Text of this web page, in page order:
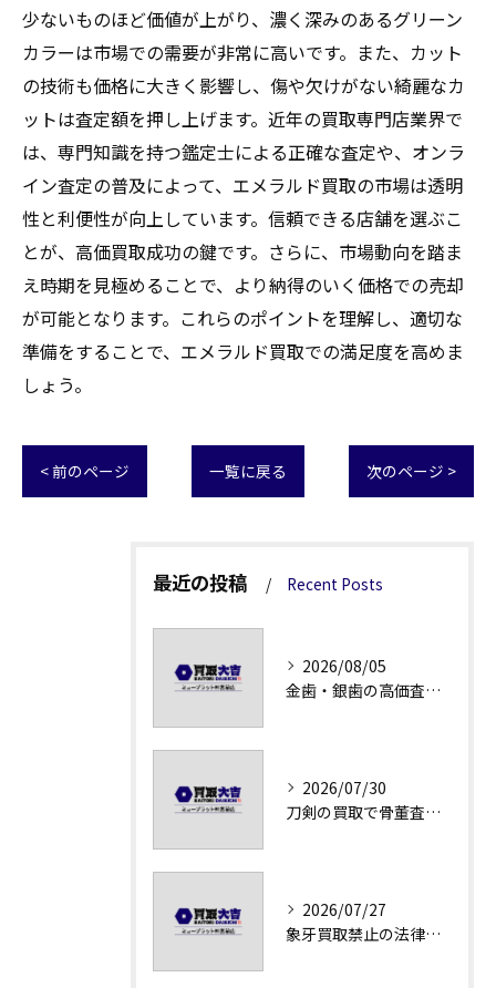
少ないものほど価値が上がり、濃く深みのあるグリーン
カラーは市場での需要が非常に高いです。また、カット
の技術も価格に大きく影響し、傷や欠けがない綺麗なカ
ットは査定額を押し上げます。近年の買取専門店業界で
は、専門知識を持つ鑑定士による正確な査定や、オンラ
イン査定の普及によって、エメラルド買取の市場は透明
性と利便性が向上しています。信頼できる店舗を選ぶこ
とが、高価買取成功の鍵です。さらに、市場動向を踏ま
え時期を見極めることで、より納得のいく価格での売却
が可能となります。これらのポイントを理解し、適切な
準備をすることで、エメラルド買取での満足度を高めま
しょう。
< 前のページ 一覧に戻る 次のページ >
最近の投稿 Recent Posts
2026/08/05
金歯・銀歯の高価査定法徹底解説
2026/07/30
刀剣の買取で骨董査定の注意点
2026/07/27
象牙買取禁止の法律と背景解説